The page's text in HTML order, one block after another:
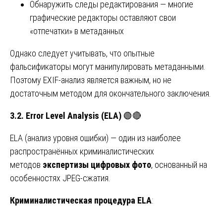
Обнаружить следы редактирования — многие
графические редакторы оставляют свои
«отпечатки» в метаданных
Однако следует учитывать, что опытные
фальсификаторы могут манипулировать метаданными.
Поэтому EXIF-анализ является важным, но не
достаточным методом для окончательного заключения.
3.2. Error Level Analysis (ELA) 🟢🔴
ELA (анализ уровня ошибки) — один из наиболее
распространённых криминалистических
методов экспертизы цифровых фото, основанный на
особенностях JPEG-сжатия.
Криминалистическая процедура ELA: